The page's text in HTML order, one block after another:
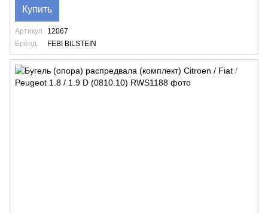
Купить
Артикул
12067
Бренд
FEBI BILSTEIN